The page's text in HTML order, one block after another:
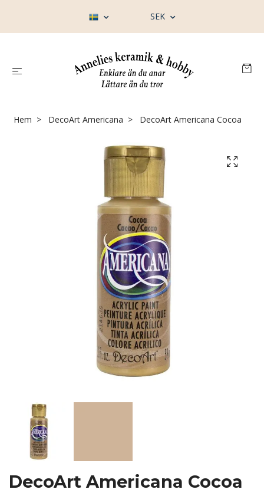
SEK
Hem DecoArt Americana DecoArt Americana Cocoa
DecoArt Americana Cocoa